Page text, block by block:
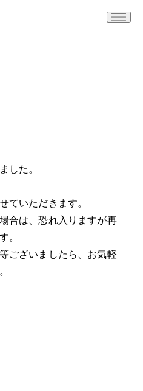
した。
ていただきます。
合は、恐れ入りますが再
。
ございましたら、お気軽